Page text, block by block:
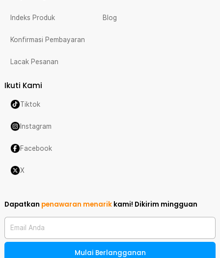
Indeks Produk
Konfirmasi Pembayaran
Lacak Pesanan
Blog
Ikuti Kami
Tiktok
Instagram
Facebook
X
Dapatkan penawaran menarik kami! Dikirim mingguan
Email Anda
Mulai Berlangganan